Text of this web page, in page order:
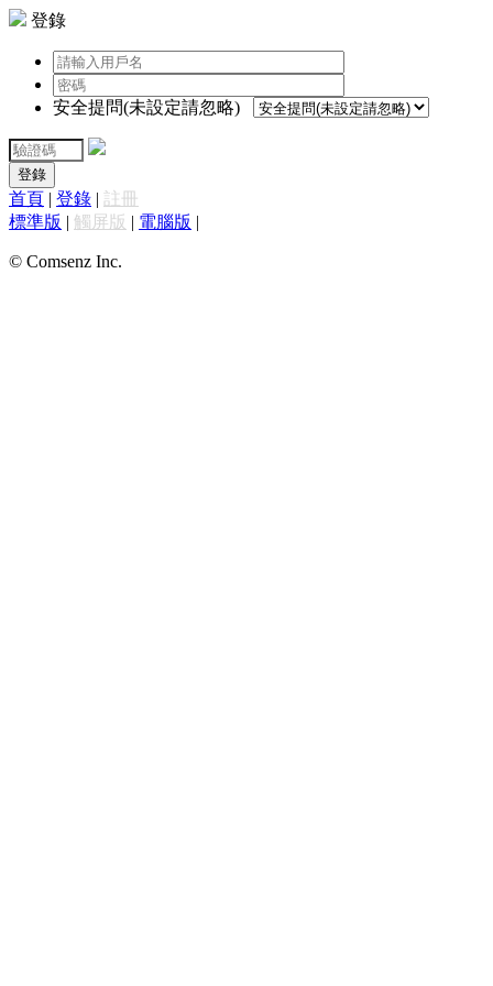
登錄
安全提問(未設定請忽略)
登錄
首頁 | 登錄 | 註冊
標準版 | 觸屏版 | 電腦版 |
© Comsenz Inc.